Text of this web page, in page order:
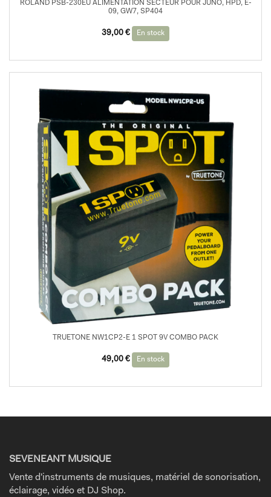
ROLAND PSB-230EU ALIMENTATION SECTEUR POUR JUNO, HPD, E-
09, GW7, SP404
39,00 € En stock
TRUETONE NW1CP2-E 1 SPOT 9V COMBO PACK
49,00 € En stock
SEVENEANT MUSIQUE
Vente d'instruments de musiques, matériel de sonorisation,
éclairage, vidéo et DJ Shop.